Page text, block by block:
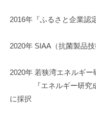
2016年『ふるさと企業認
2020年 SIAA（抗菌製品
2020年 若狭湾エネルギー
『エネルギー研究成
に採択